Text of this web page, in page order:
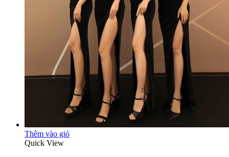
Thêm vào giỏ
Quick View